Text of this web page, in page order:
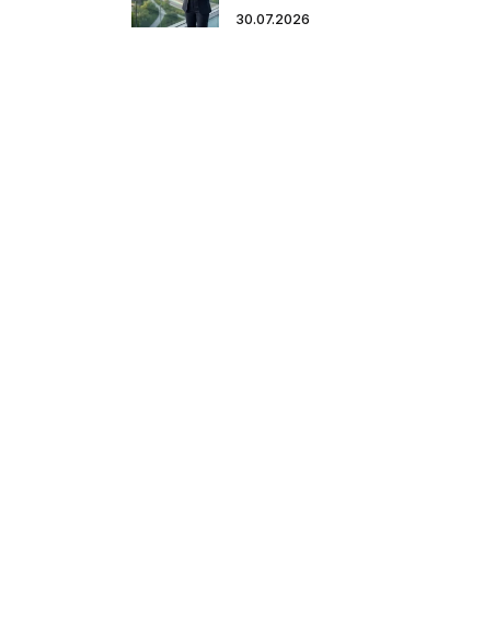
30.07.2026